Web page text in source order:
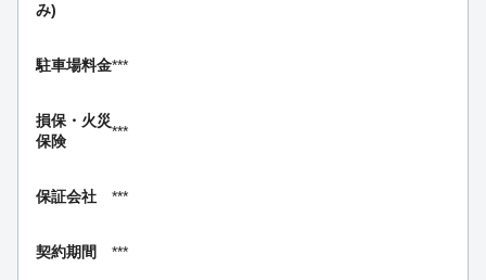
み)
駐車場料金***
損保・ 火災
保険
***
保証会社 ***
契約期間 ***